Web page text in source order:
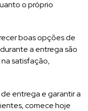
o próprio
boas opções de
a entrega são
satisfação,
entrega e garantir a
comece hoje